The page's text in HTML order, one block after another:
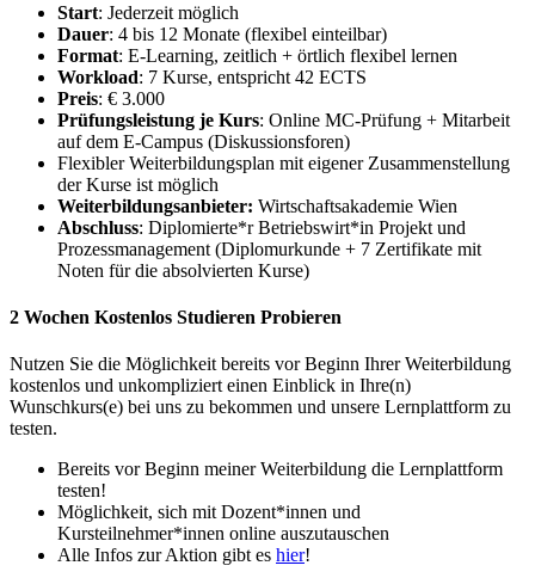
Start: Jederzeit möglich
Dauer: 4 bis 12 Monate (flexibel einteilbar)
Format: E-Learning, zeitlich + örtlich flexibel lernen
Workload: 7 Kurse, entspricht 42 ECTS
Preis: € 3.000
Prüfungsleistung je Kurs: Online MC-Prüfung + Mitarbeit
auf dem E-Campus (Diskussionsforen)
Flexibler Weiterbildungsplan mit eigener Zusammenstellung
der Kurse ist möglich
Weiterbildungsanbieter: Wirtschaftsakademie Wien
Abschluss: Diplomierte*r Betriebswirt*in Projekt und
Prozessmanagement (Diplomurkunde + 7 Zertifikate mit
Noten für die absolvierten Kurse)
2 Wochen Kostenlos Studieren Probieren
Nutzen Sie die Möglichkeit bereits vor Beginn Ihrer Weiterbildung
kostenlos und unkompliziert einen Einblick in Ihre(n)
Wunschkurs(e) bei uns zu bekommen und unsere Lernplattform zu
testen.
Bereits vor Beginn meiner Weiterbildung die Lernplattform
testen!
Möglichkeit, sich mit Dozent*innen und
Kursteilnehmer*innen online auszutauschen
Alle Infos zur Aktion gibt es hier!